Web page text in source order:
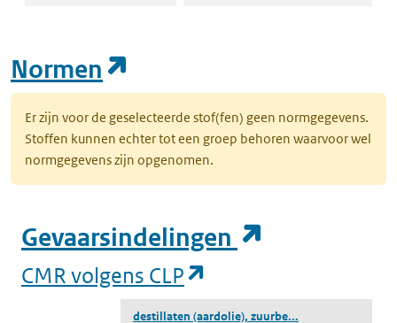
Normen
Er zijn voor de geselecteerde stof(fen) geen normgegevens.
Stoffen kunnen echter tot een groep behoren waarvoor wel
normgegevens zijn opgenomen.
Gevaarsindelingen
CMR volgens CLP
destillaten (aardolie), zuurbe...